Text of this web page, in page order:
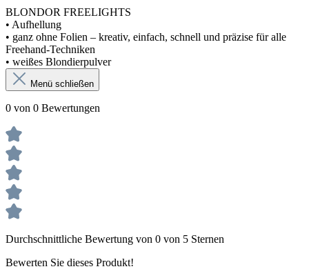
BLONDOR FREELIGHTS
• Aufhellung
• ganz ohne Folien – kreativ, einfach, schnell und präzise für alle
Freehand-Techniken
• weißes Blondierpulver
Menü schließen
0 von 0 Bewertungen
Durchschnittliche Bewertung von 0 von 5 Sternen
Bewerten Sie dieses Produkt!